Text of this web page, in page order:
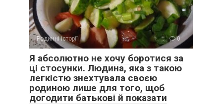
Родинні історії 0
Я абсолютно не хочу боротися за
ці стосунки. Людина, яка з такою
легкістю знехтувала своєю
родиною лише для того, щоб
догодити батькові й показати